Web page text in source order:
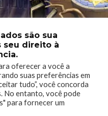
a mecânica da fase. (Imagem:
outro recurso que
são sua
seu direito à
oferecer a você a
suas preferências em
tudo”, você concorda
No entanto, você pode
para fornecer um